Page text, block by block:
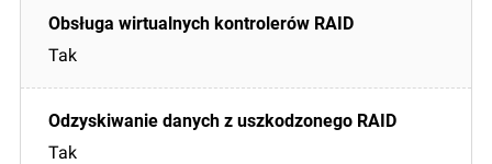
Tak
Tak